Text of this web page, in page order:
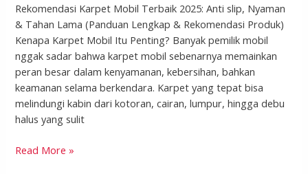
Rekomendasi Karpet Mobil Terbaik 2025: Anti slip, Nyaman
& Tahan Lama (Panduan Lengkap & Rekomendasi Produk)
Kenapa Karpet Mobil Itu Penting? Banyak pemilik mobil
nggak sadar bahwa karpet mobil sebenarnya memainkan
peran besar dalam kenyamanan, kebersihan, bahkan
keamanan selama berkendara. Karpet yang tepat bisa
melindungi kabin dari kotoran, cairan, lumpur, hingga debu
halus yang sulit
Read More »